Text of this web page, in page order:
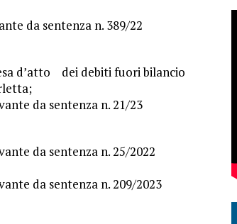
da sentenza n. 389/22
d’atto dei debiti fuori bilancio
da sentenza n. 21/23
da sentenza n. 25/2022
da sentenza n. 209/2023